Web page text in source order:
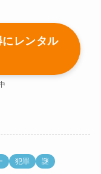
レンタル
犯罪
謎